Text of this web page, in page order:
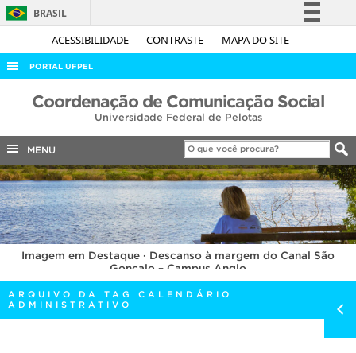
ACESSIBILIDADE CONTRASTE MAPA DO SITE
BRASIL
Simplifique!
Acesso à informação
Legislação
Canais
PORTAL UFPEL
ACESSO À INFORMAÇÃO
COBALTO
CONCURSOS
EDITAIS
INTERNACIONAL
OUVIDORIA
PORTARIAS
TELEFONES
Coordenação de Comunicação Social
Universidade Federal de Pelotas
MENU
Imagem em Destaque · Descanso à margem do Canal São
Gonçalo – Campus Anglo
ARQUIVO DA TAG CALENDÁRIO
ADMINISTRATIVO